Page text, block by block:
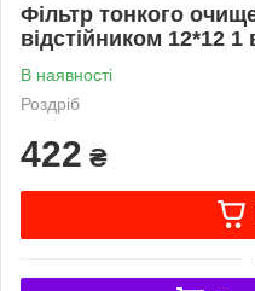
Фільтр тонкого
відстійником 12*12 1
В наявності
Роздріб
422 ₴